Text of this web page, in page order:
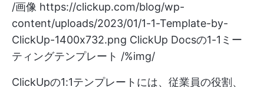
/画像 https://clickup.com/blog/wp-
content/uploads/2023/01/1-1-Template-by-
ClickUp-1400x732.png ClickUp Docsの1-1ミー
ティングテンプレート /%img/
ClickUpの1:1テンプレートには、従業員の役割、